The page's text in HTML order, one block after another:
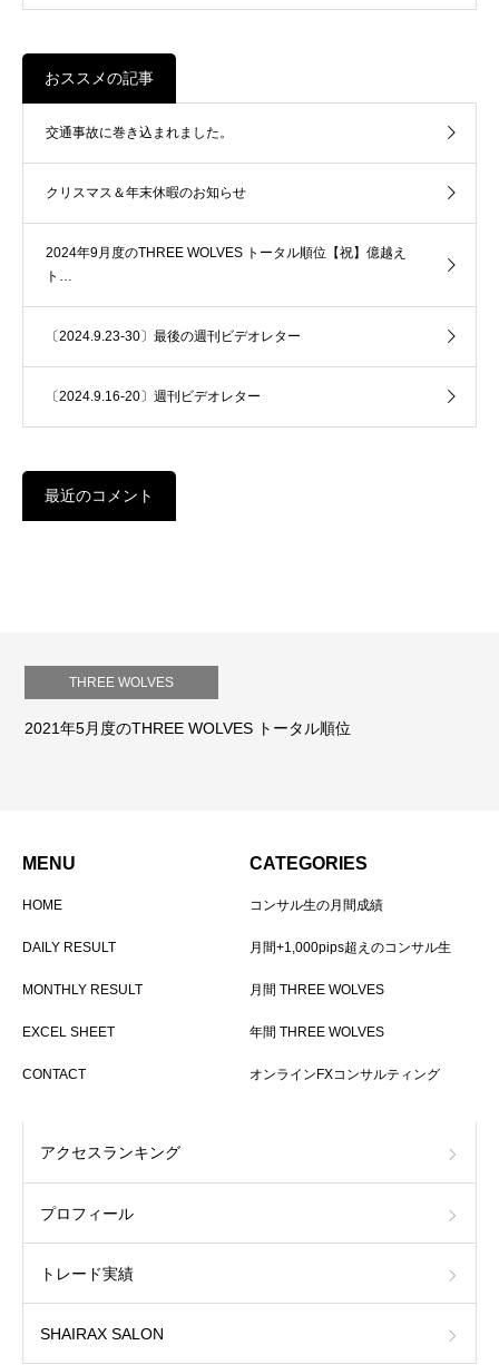
おススメの記事
交通事故に巻き込まれました。
クリスマス＆年末休暇のお知らせ
2024年9月度のTHREE WOLVES トータル順位【祝】億越え
ト…
〔2024.9.23-30〕最後の週刊ビデオレター
〔2024.9.16-20〕週刊ビデオレター
最近のコメント
THREE WOLVES
2021年5月度のTHREE WOLVES トータル順位
MENU
HOME
DAILY RESULT
MONTHLY RESULT
EXCEL SHEET
CONTACT
CATEGORIES
コンサル生の月間成績
月間+1,000pips超えのコンサル生
月間 THREE WOLVES
年間 THREE WOLVES
オンラインFXコンサルティング
アクセスランキング
プロフィール
トレード実績
SHAIRAX SALON